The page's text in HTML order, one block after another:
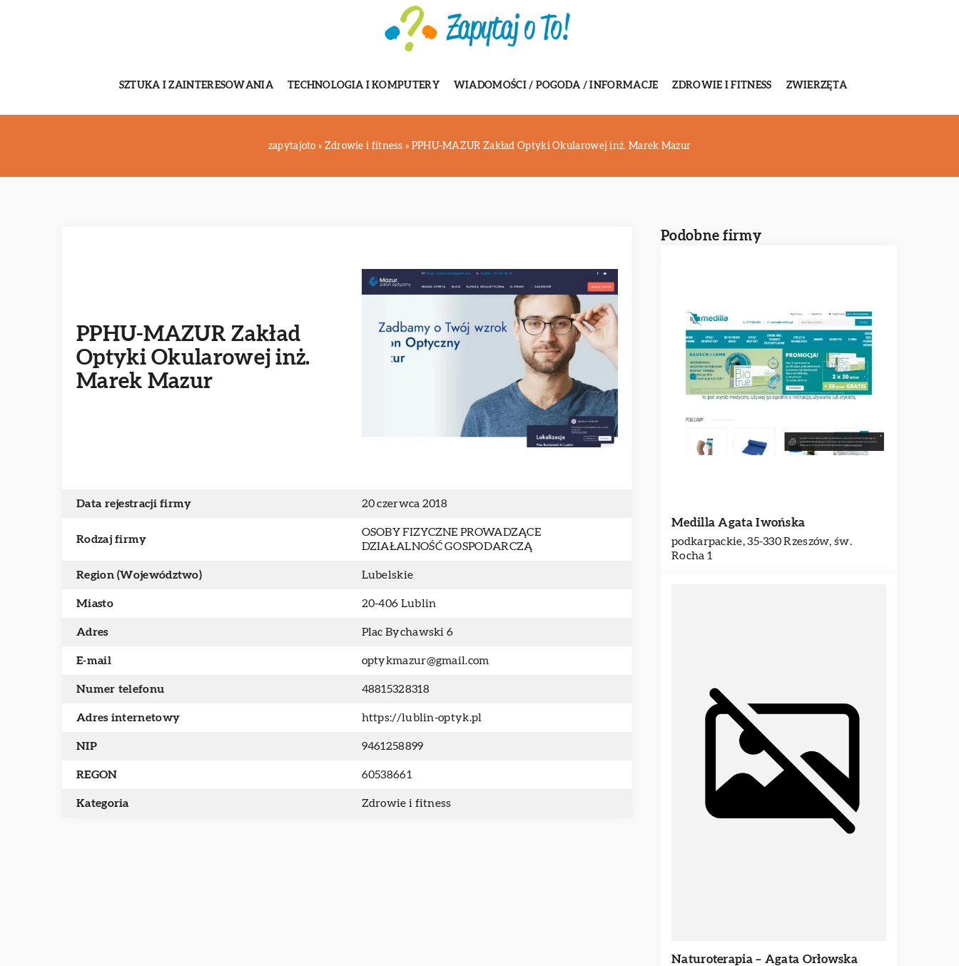
SZTUKA I ZAINTERESOWANIA TECHNOLOGIA I KOMPUTERY WIADOMOŚCI / POGODA / INFORMACJE ZDROWIE I FITNESS ZWIERZĘTA
zapytajoto » Zdrowie i fitness » PPHU-MAZUR Zakład Optyki Okularowej inż. Marek Mazur
PPHU-MAZUR Zakład
Optyki Okularowej inż.
Marek Mazur
Data rejestracji firmy 20 czerwca 2018
Rodzaj firmy
OSOBY FIZYCZNE PROWADZĄCE
DZIAŁALNOŚĆ GOSPODARCZĄ
Region (Województwo) Lubelskie
Miasto 20-406 Lublin
Adres Plac Bychawski 6
E-mail optykmazur@gmail.com
Numer telefonu 48815328318
Adres internetowy https://lublin-optyk.pl
NIP 9461258899
REGON 60538661
Kategoria Zdrowie i fitness
Podobne firmy
Medilla Agata Iwońska
podkarpackie, 35-330 Rzeszów, św.
Rocha 1
Naturoterapia – Agata Orłowska